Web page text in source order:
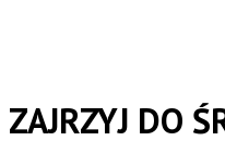
ZAJRZYJ DO